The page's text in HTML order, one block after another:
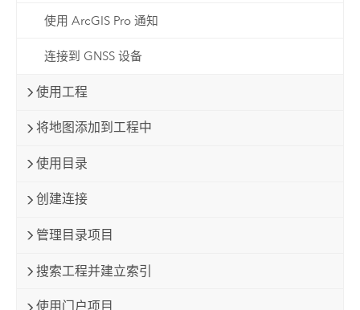
使用 ArcGIS Pro 通知
连接到 GNSS 设备
使用工程
将地图添加到工程中
使用目录
创建连接
管理目录项目
搜索工程并建立索引
使用门户项目